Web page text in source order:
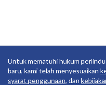
Untuk mematuhi hukum
baru, kami telah menyesuaikan
syarat penggunaan, dan